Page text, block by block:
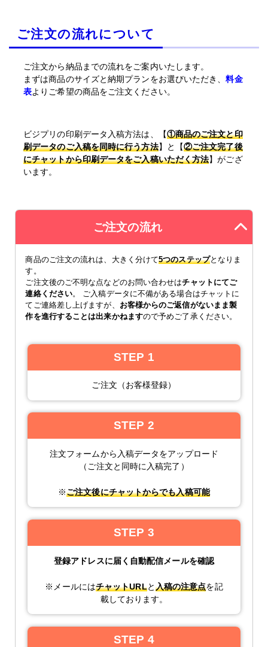
ご注文の流れについて
ご注文から納品までの流れをご案内いたします。
まずは商品のサイズと納期プランをお選びいただき、料金
表よりご希望の商品をご注文ください。
ビジプリの印刷データ入稿方法は、【①商品のご注文と印
刷データのご入稿を同時に行う方法】と【②ご注文完了後
にチャットから印刷データをご入稿いただく方法】がござ
います。
ご注文の流れ
商品のご注文の流れは、大きく分けて5つのステップとなりま
す。
ご注文後のご不明な点などのお問い合わせはチャットにてご
連絡ください。 ご入稿データに不備がある場合はチャットに
てご連絡差し上げますが、 お客様からのご返信がないまま製
作を進行することは出来かねますので予めご了承ください。
STEP 1
ご注文（お客様登録）
STEP 2
注文フォームから入稿データをアップロード
（ご注文と同時に入稿完了）
※ご注文後にチャットからでも入稿可能
STEP 3
登録アドレスに届く自動配信メールを確認
※メールにはチャットURLと入稿の注意点を記
載しております。
STEP 4